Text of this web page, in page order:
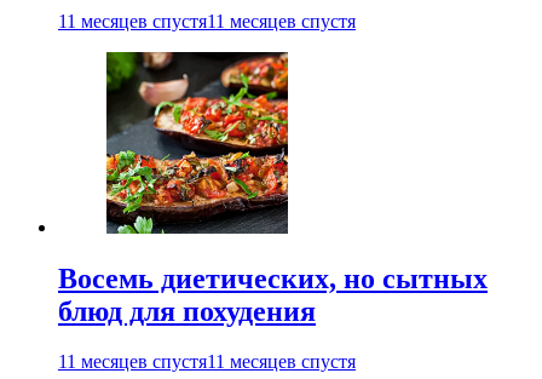
11 месяцев спустя11 месяцев спустя
Восемь диетических, но сытных
блюд для похудения
11 месяцев спустя11 месяцев спустя